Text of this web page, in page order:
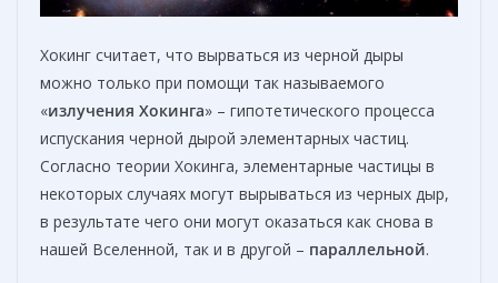
Хокинг считает, что вырваться из черной дыры
можно только при помощи так называемого
«излучения Хокинга» – гипотетического процесса
испускания черной дырой элементарных частиц.
Согласно теории Хокинга, элементарные частицы в
некоторых случаях могут вырываться из черных дыр,
в результате чего они могут оказаться как снова в
нашей Вселенной, так и в другой – параллельной.